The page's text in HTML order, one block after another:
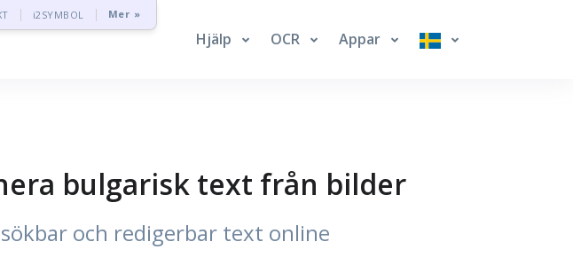
i2SYMBOL Mer »
Hjälp OCR Appar
bulgarisk text från bilder
och redigerbar text online